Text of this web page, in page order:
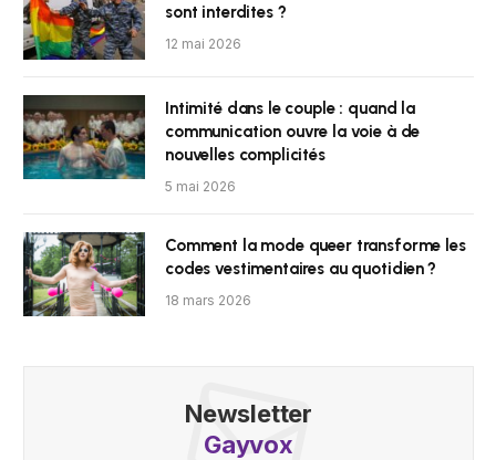
sont interdites ?
12 mai 2026
Intimité dans le couple : quand la
communication ouvre la voie à de
nouvelles complicités
5 mai 2026
Comment la mode queer transforme les
codes vestimentaires au quotidien ?
18 mars 2026
Newsletter
Gayvox